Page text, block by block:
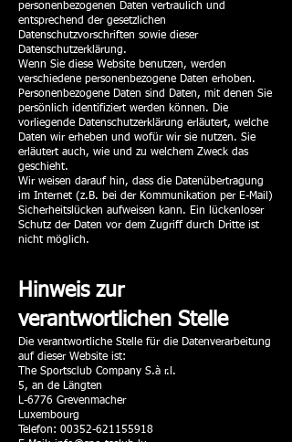
personenbezogenen Daten vertraulich und
entsprechend der gesetzlichen
Datenschutzvorschriften sowie dieser
Datenschutzerklärung.
Wenn Sie diese Website benutzen, werden
verschiedene personenbezogene Daten erhoben.
Personenbezogene Daten sind Daten, mit denen Sie
persönlich identifiziert werden können. Die
vorliegende Datenschutzerklärung erläutert, welche
Daten wir erheben und wofür wir sie nutzen. Sie
erläutert auch, wie und zu welchem Zweck das
geschieht.
Wir weisen darauf hin, dass die Datenübertragung
im Internet (z.B. bei der Kommunikation per E-Mail)
Sicherheitslücken aufweisen kann. Ein lückenloser
Schutz der Daten vor dem Zugriff durch Dritte ist
nicht möglich.
Hinweis zur
verantwortlichen Stelle
Die verantwortliche Stelle für die Datenverarbeitung
auf dieser Website ist:
The Sportsclub Company S.à r.l.
5, an de Längten
L-6776 Grevenmacher
Luxembourg
Telefon: 00352-621155918